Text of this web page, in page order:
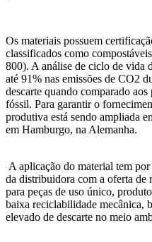
Os materiais possuem
classificados como
800). A análise de ciclo de vida
até 91% nas emissões de CO2
descarte quando comparado
fóssil. Para garantir o
produtiva está sendo ampliada
em Hamburgo, na Alemanha.
A aplicação do material tem
da distribuidora com a oferta de
para peças de uso único,
baixa reciclabilidade mecânica,
elevado de descarte no meio